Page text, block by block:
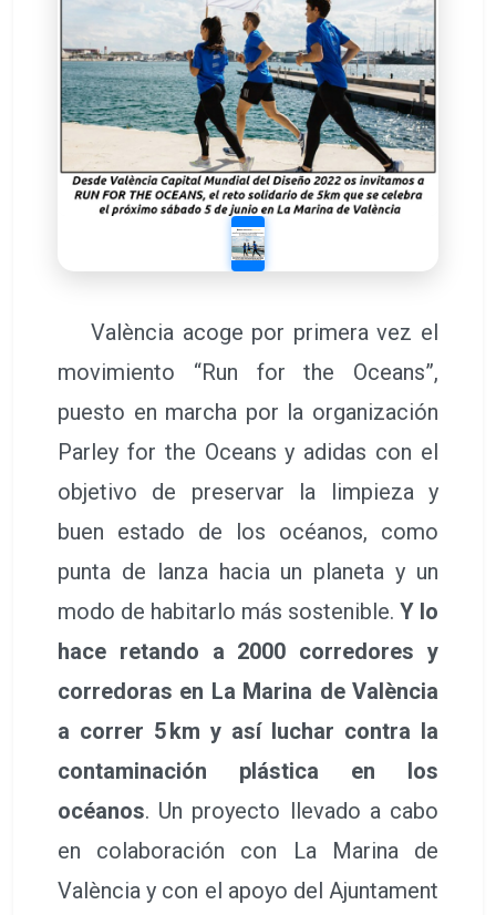
València acoge por primera vez el
movimiento “Run for the Oceans”,
puesto en marcha por la organización
Parley for the Oceans y adidas con el
objetivo de preservar la limpieza y
buen estado de los océanos, como
punta de lanza hacia un planeta y un
modo de habitarlo más sostenible. Y lo
hace retando a 2000 corredores y
corredoras en La Marina de València
a correr 5 km y así luchar contra la
contaminación plástica en los
océanos. Un proyecto llevado a cabo
en colaboración con La Marina de
València y con el apoyo del Ajuntament